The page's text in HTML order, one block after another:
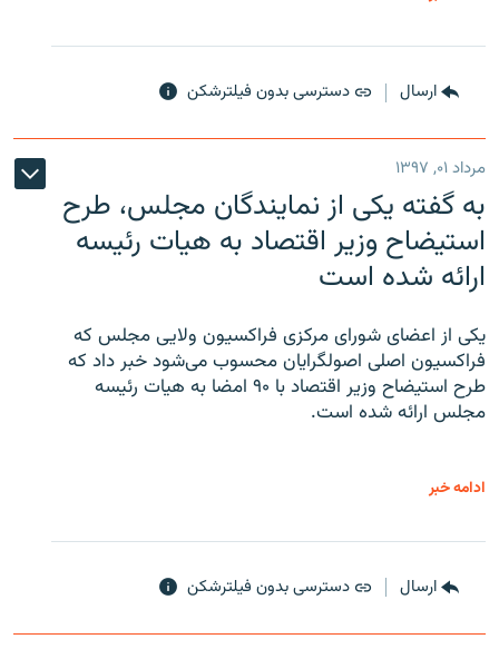
ارسال دسترسی بدون فیلترشکن
مرداد ۰۱, ۱۳۹۷
به گفته یکی از نمایندگان مجلس، طرح
استیضاح وزیر اقتصاد به هیات رئیسه
ارائه شده است
یکی از اعضای شورای مرکزی فراکسیون ولایی مجلس که
فراکسیون اصلی اصولگرایان محسوب می‌شود خبر داد که
طرح استیضاح وزیر اقتصاد با ۹۰ امضا به هیات رئیسه
مجلس ارائه شده است.
ادامه خبر
ارسال دسترسی بدون فیلترشکن